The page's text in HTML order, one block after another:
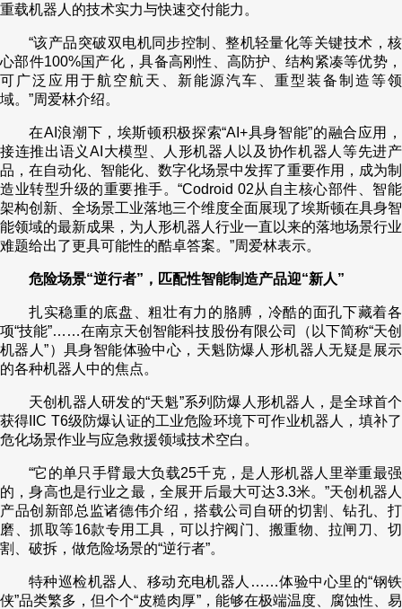
重载机器人的技术实力与快速交付能力。
“该产品突破双电机同步控制、整机轻量化等关键技术，核
心部件100%国产化，具备高刚性、高防护、结构紧凑等优势，
可广泛应用于航空航天、新能源汽车、重型装备制造等领
域。”周爱林介绍。
在AI浪潮下，埃斯顿积极探索“AI+具身智能”的融合应用，
接连推出语义AI大模型、人形机器人以及协作机器人等先进产
品，在自动化、智能化、数字化场景中发挥了重要作用，成为制
造业转型升级的重要推手。“Codroid 02从自主核心部件、智能
架构创新、全场景工业落地三个维度全面展现了埃斯顿在具身智
能领域的最新成果，为人形机器人行业一直以来的落地场景行业
难题给出了更具可能性的酷卓答案。”周爱林表示。
危险场景“逆行者”，匹配性智能制造产品迎“新人”
扎实稳重的底盘、粗壮有力的胳膊，冷酷的面孔下藏着各
项“技能”……在南京天创智能科技股份有限公司（以下简称“天创
机器人”）具身智能体验中心，天魁防爆人形机器人无疑是展示
的各种机器人中的焦点。
天创机器人研发的“天魁”系列防爆人形机器人，是全球首个
获得IIC T6级防爆认证的工业危险环境下可作业机器人，填补了
危化场景作业与应急救援领域技术空白。
“它的单只手臂最大负载25千克，是人形机器人里举重最强
的，身高也是行业之最，全展开后最大可达3.3米。”天创机器人
产品创新部总监诸德伟介绍，搭载公司自研的切割、钻孔、打
磨、抓取等16款专用工具，可以拧阀门、搬重物、拉闸刀、切
割、破拆，做危险场景的“逆行者”。
特种巡检机器人、移动充电机器人……体验中心里的“钢铁
侠”品类繁多，但个个“皮糙肉厚”，能够在极端温度、腐蚀性、易